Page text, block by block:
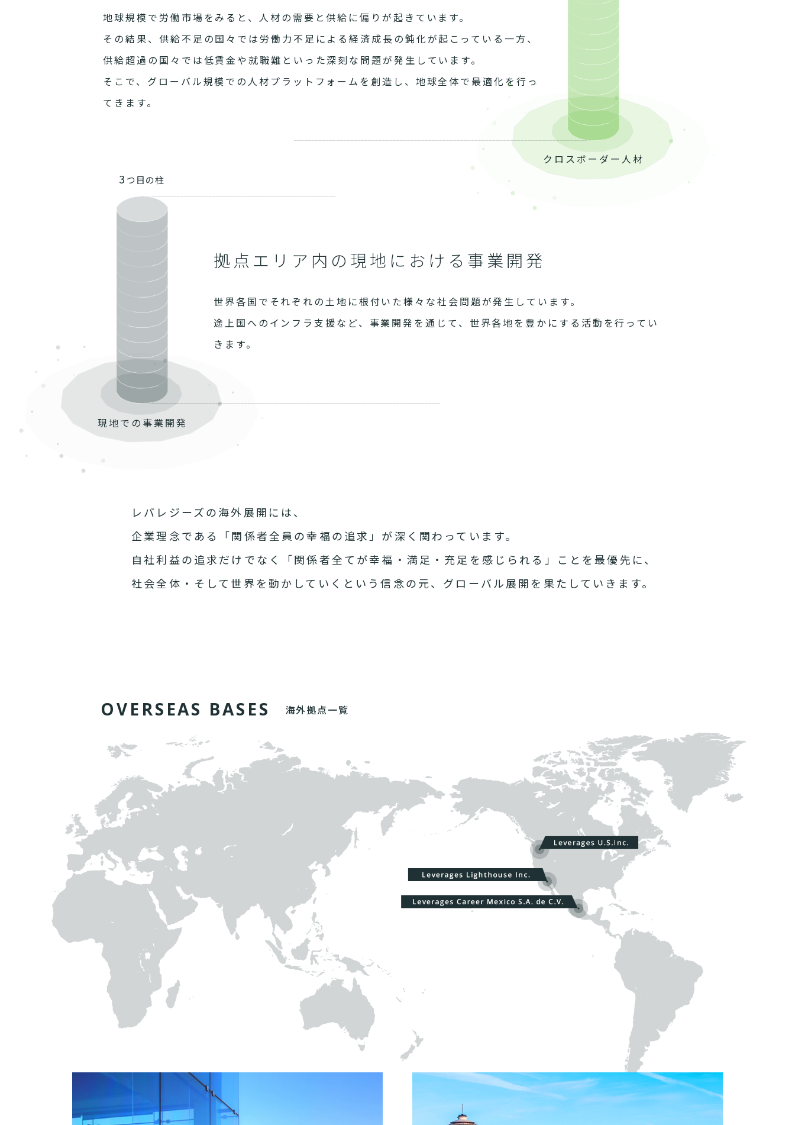
地球規模で労働市場をみると、人材の需要と供給に偏りが起きています。
その結果、供給不足の国々では労働力不足による経済成長の鈍化が起こっている一方、
供給超過の国々では低賃金や就職難といった深刻な問題が発生しています。
そこで、グローバル規模での人材プラットフォームを創造し、地球全体で最適化を行っ
てきます。
クロスボーダー人材
3 つ目の柱
現地での 事業開発
拠点エリア内の現地における事業開発
世界各国でそれぞれの土地に根付いた様々な社会問題が発生しています。
途上国へのインフラ支援など、事業開発を通じて、世界各地を豊かにする活動を行ってい
きます。
レバレジーズの海外展開には、
企業理念である「関係者全員の幸福の追求」が深く関わっています。
自社利益の追求だけでなく「関係者全てが幸福・満足・充足を感じられる」ことを最優先に、
社会全体・そして世界を動かしていくという信念の元、グローバル展開を果たしていきます。
OVE RS EAS BAS ES 海外拠点一覧